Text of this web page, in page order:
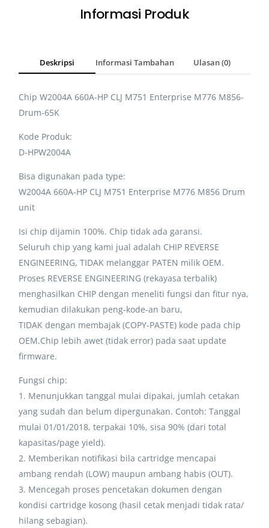
Informasi Produk
Deskripsi Informasi Tambahan Ulasan (0)
Chip W2004A 660A-HP CLJ M751 Enterprise M776 M856-
Drum-65K
Kode Produk:
D-HPW2004A
Bisa digunakan pada type:
W2004A 660A-HP CLJ M751 Enterprise M776 M856 Drum
unit
Isi chip dijamin 100%. Chip tidak ada garansi.
Seluruh chip yang kami jual adalah CHIP REVERSE
ENGINEERING, TIDAK melanggar PATEN milik OEM.
Proses REVERSE ENGINEERING (rekayasa terbalik)
menghasilkan CHIP dengan meneliti fungsi dan fitur nya,
kemudian dilakukan peng-kode-an baru,
TIDAK dengan membajak (COPY-PASTE) kode pada chip
OEM.Chip lebih awet (tidak error) pada saat update
firmware.
Fungsi chip:
1. Menunjukkan tanggal mulai dipakai, jumlah cetakan
yang sudah dan belum dipergunakan. Contoh: Tanggal
mulai 01/01/2018, terpakai 10%, sisa 90% (dari total
kapasitas/page yield).
2. Memberikan notifikasi bila cartridge mencapai
ambang rendah (LOW) maupun ambang habis (OUT).
3. Mencegah proses pencetakan dokumen dengan
kondisi cartridge kosong (hasil cetak menjadi tidak rata/
hilang sebagian).